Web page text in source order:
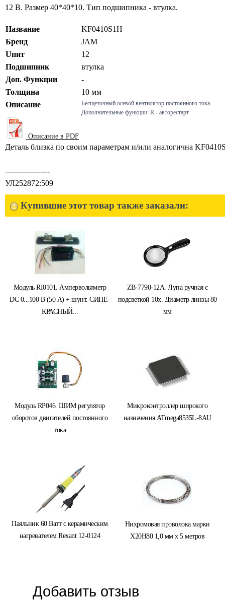
12 В. Размер 40*40*10. Тип подшипника - втулка.
Название
KF0410S1H
Бренд
JAM
Uпит
12
Подшипник
втулка
Доп. Функции
-
Толщина
10 мм
Описание
Бесщеточный осевой вентилятор постоянного тока.
Дополнительные функции: R - авторестарт
Описание в PDF
Деталь близка по своим параметрам и/или аналогична
------------------
УЛ252872:509
Купившие этот товар также заказали:
Модуль RI0101. Ампервольтметр
DC 0...100 В (50 А) + шунт. СИНЕ-
КРАСНЫЙ...
ZB-7790-12A. Лупа ручная с
подсветкой 10x. Диаметр линзы 80
мм
Модуль RP046. ШИМ регулятор
оборотов двигателей постоянного
тока
Микроконтроллер широкого
назначения ATmega8535L-8AU
Паяльник 60 Ватт с керамическим
нагревателем Rexant 12-0124
Нихромовая проволока марки
Х20Н80 1,0 мм х 5 метров
Добавить отзыв